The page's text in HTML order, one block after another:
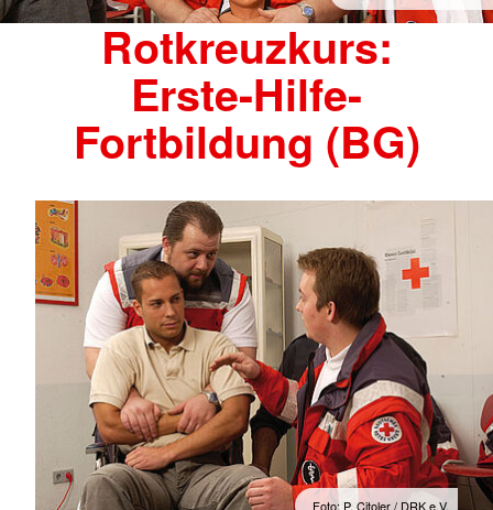
Rotkreuzkurs:
Erste-Hilfe-
Fortbildung (BG)
Foto: P. Citoler / DRK e.V.